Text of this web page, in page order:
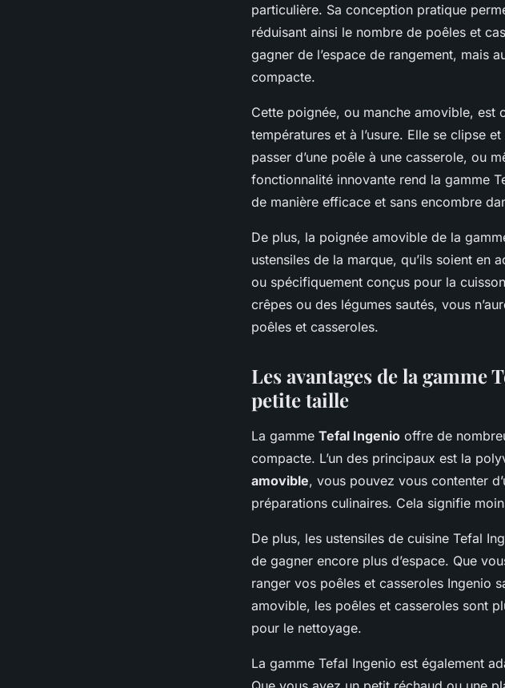
particulière. Sa conception pratique
réduisant ainsi le nombre de poêles et
gagner de l’espace de rangement, mais
compacte.
Cette poignée, ou manche amovible, est
températures et à l’usure. Elle se clipse
passer d’une poêle à une casserole, ou
fonctionnalité innovante rend la gamme
de manière efficace et sans encombre
De plus, la poignée amovible de la
ustensiles de la marque, qu’ils soient en
ou spécifiquement conçus pour la
crêpes ou des légumes sautés, vous
poêles et casseroles.
Les avantages de la
petite taille
La gamme Tefal Ingenio offre de
compacte. L’un des principaux est la
amovible, vous pouvez vous contenter
préparations culinaires. Cela signifie
De plus, les ustensiles de cuisine Tefal
de gagner encore plus d’espace. Que
ranger vos poêles et casseroles Ingenio
amovible, les poêles et casseroles sont
pour le nettoyage.
La gamme Tefal Ingenio est également